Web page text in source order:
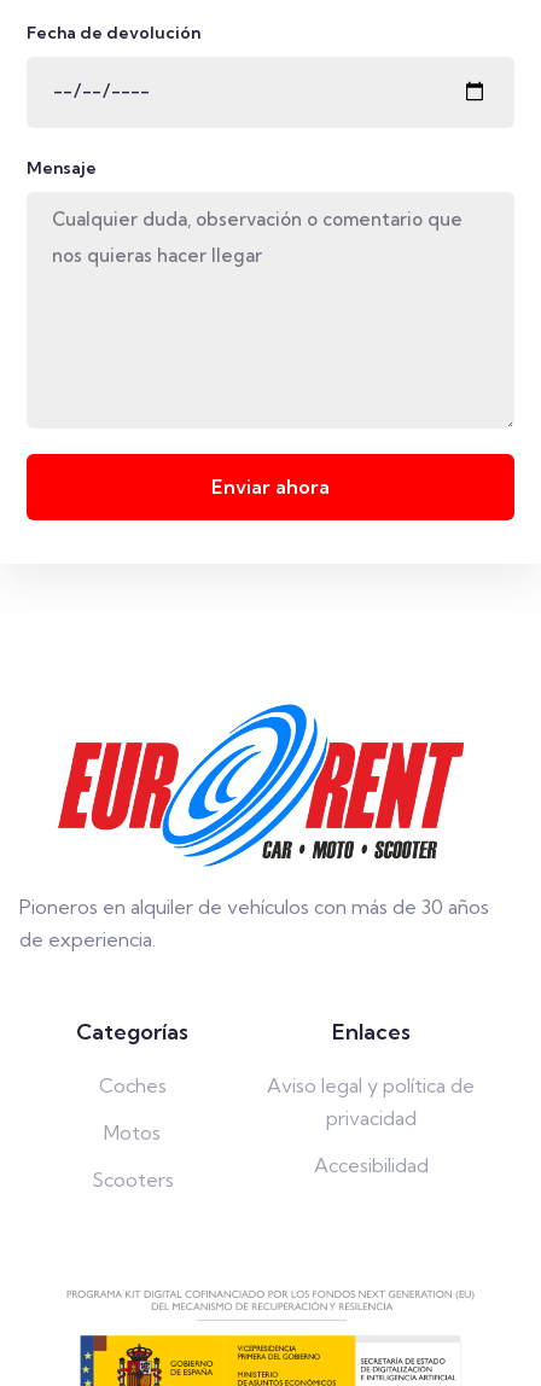
Fecha de devolución
Mensaje
Enviar ahora
Pioneros en alquiler de vehículos con más de 30 años
de experiencia.
Categorías
Coches
Motos
Scooters
Enlaces
Aviso legal y política de
privacidad
Accesibilidad